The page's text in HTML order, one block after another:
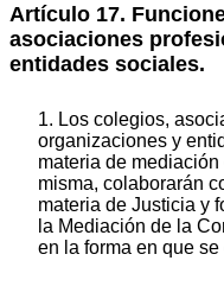
Artículo 17.
asociaciones
entidades sociales.
1. Los colegios,
organizaciones y
materia de
misma, colaborarán
materia de Justicia y
la Mediación de la
en la forma en que